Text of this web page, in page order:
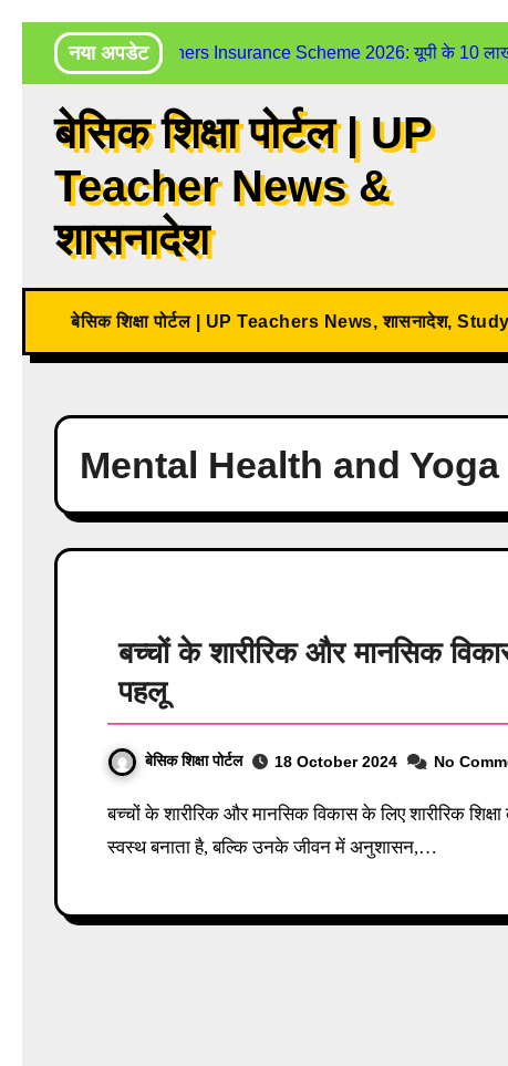
नया अपडेटUP Teachers Insurance Scheme 2026: यूपी के 10 लाख
बेसिक शिक्षा पोर्टल | UP
Teacher News &
शासनादेश
बेसिक शिक्षा पोर्टल | UP Teachers News, शासनादेश,
Mental Health and Yoga
बच्चों के शारीरिक और मानसिक
पहलू
बेसिक शिक्षा पोर्टल 18 October 2024 No
बच्चों के शारीरिक और मानसिक विकास के लिए शारीरिक शिक्षा का महत्व अनमोल है! यह न केवल उनके शरीर को मजबूत और
स्वस्थ बनाता है, बल्कि उनके जीवन में अनुशासन,…